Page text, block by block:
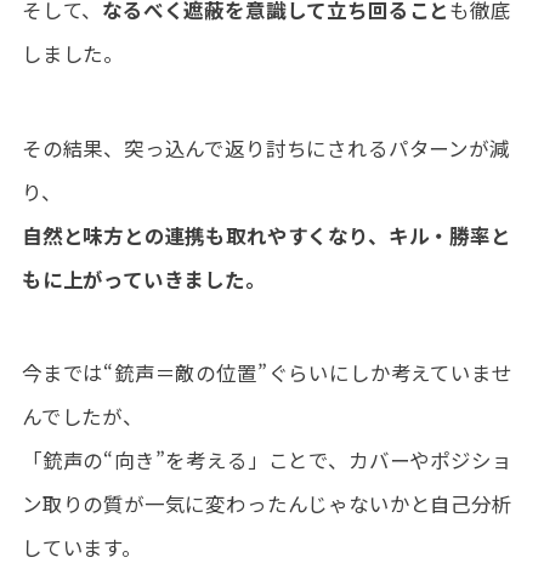
そして、 なるべく遮蔽を意識して立ち回ることも徹底
しました。
その結果、突っ込んで返り討ちにされるパターンが減
り、
自然と味方との連携も取れやすくなり、キル・勝率と
もに上がっていきました。
今までは“銃声＝敵の位置”ぐらいにしか考えていませ
んでしたが、
「銃声の“向き”を考える」ことで、カバーやポジショ
ン取りの質が一気に変わったんじゃないかと自己分析
しています。